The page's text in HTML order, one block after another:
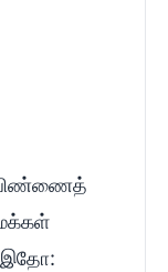
விண்ணைத்
இதோ: